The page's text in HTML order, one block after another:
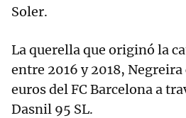
Soler.
La querella que originó la
entre 2016 y 2018,
euros del FC Barcelona a
Dasnil 95 SL.